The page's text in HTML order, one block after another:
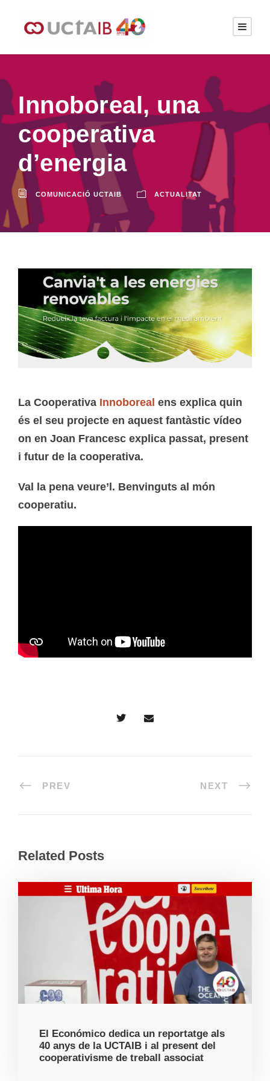
Innoboreal, una
cooperativa
d’energia
COMUNICACIÓ UCTAIB ACTUALITAT
La Cooperativa Innoboreal ens explica quin
és el seu projecte en aquest fantàstic vídeo
on en Joan Francesc explica passat, present
i futur de la cooperativa.
Val la pena veure’l. Benvinguts al món
cooperatiu.
PREV NEXT
Related Posts
El Económico dedica un reportatge als
40 anys de la UCTAIB i al present del
cooperativisme de treball associat